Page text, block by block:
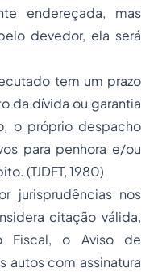
endereçada, mas
devedor, ela será
tem um prazo
da dívida ou garantia
o próprio despacho
para penhora e/ou
(TJDFT, 1980)
jurisprudências nos
citação válida,
Fiscal, o Aviso de
autos com assinatura